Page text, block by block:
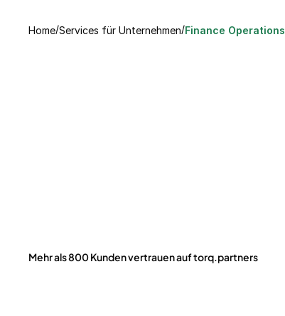
Home/Services für Unternehmen/Finance Operations
Mehr als 800 Kunden vertrauen auf torq.partners